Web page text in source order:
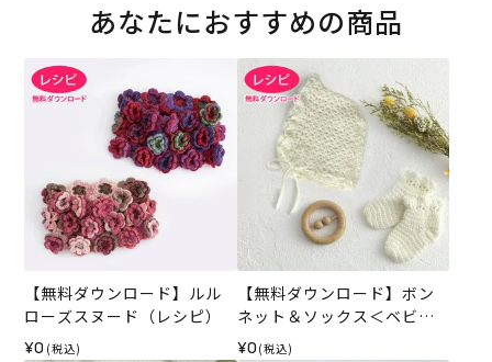
あなたにおすすめの商品
【無料ダウンロード】ルル
ローズスヌード（レシピ）
¥0 (税込)
【無料ダウンロード】ボン
ネット＆ソックス＜ベビー
パレット＞（レシピ）
¥0 (税込)